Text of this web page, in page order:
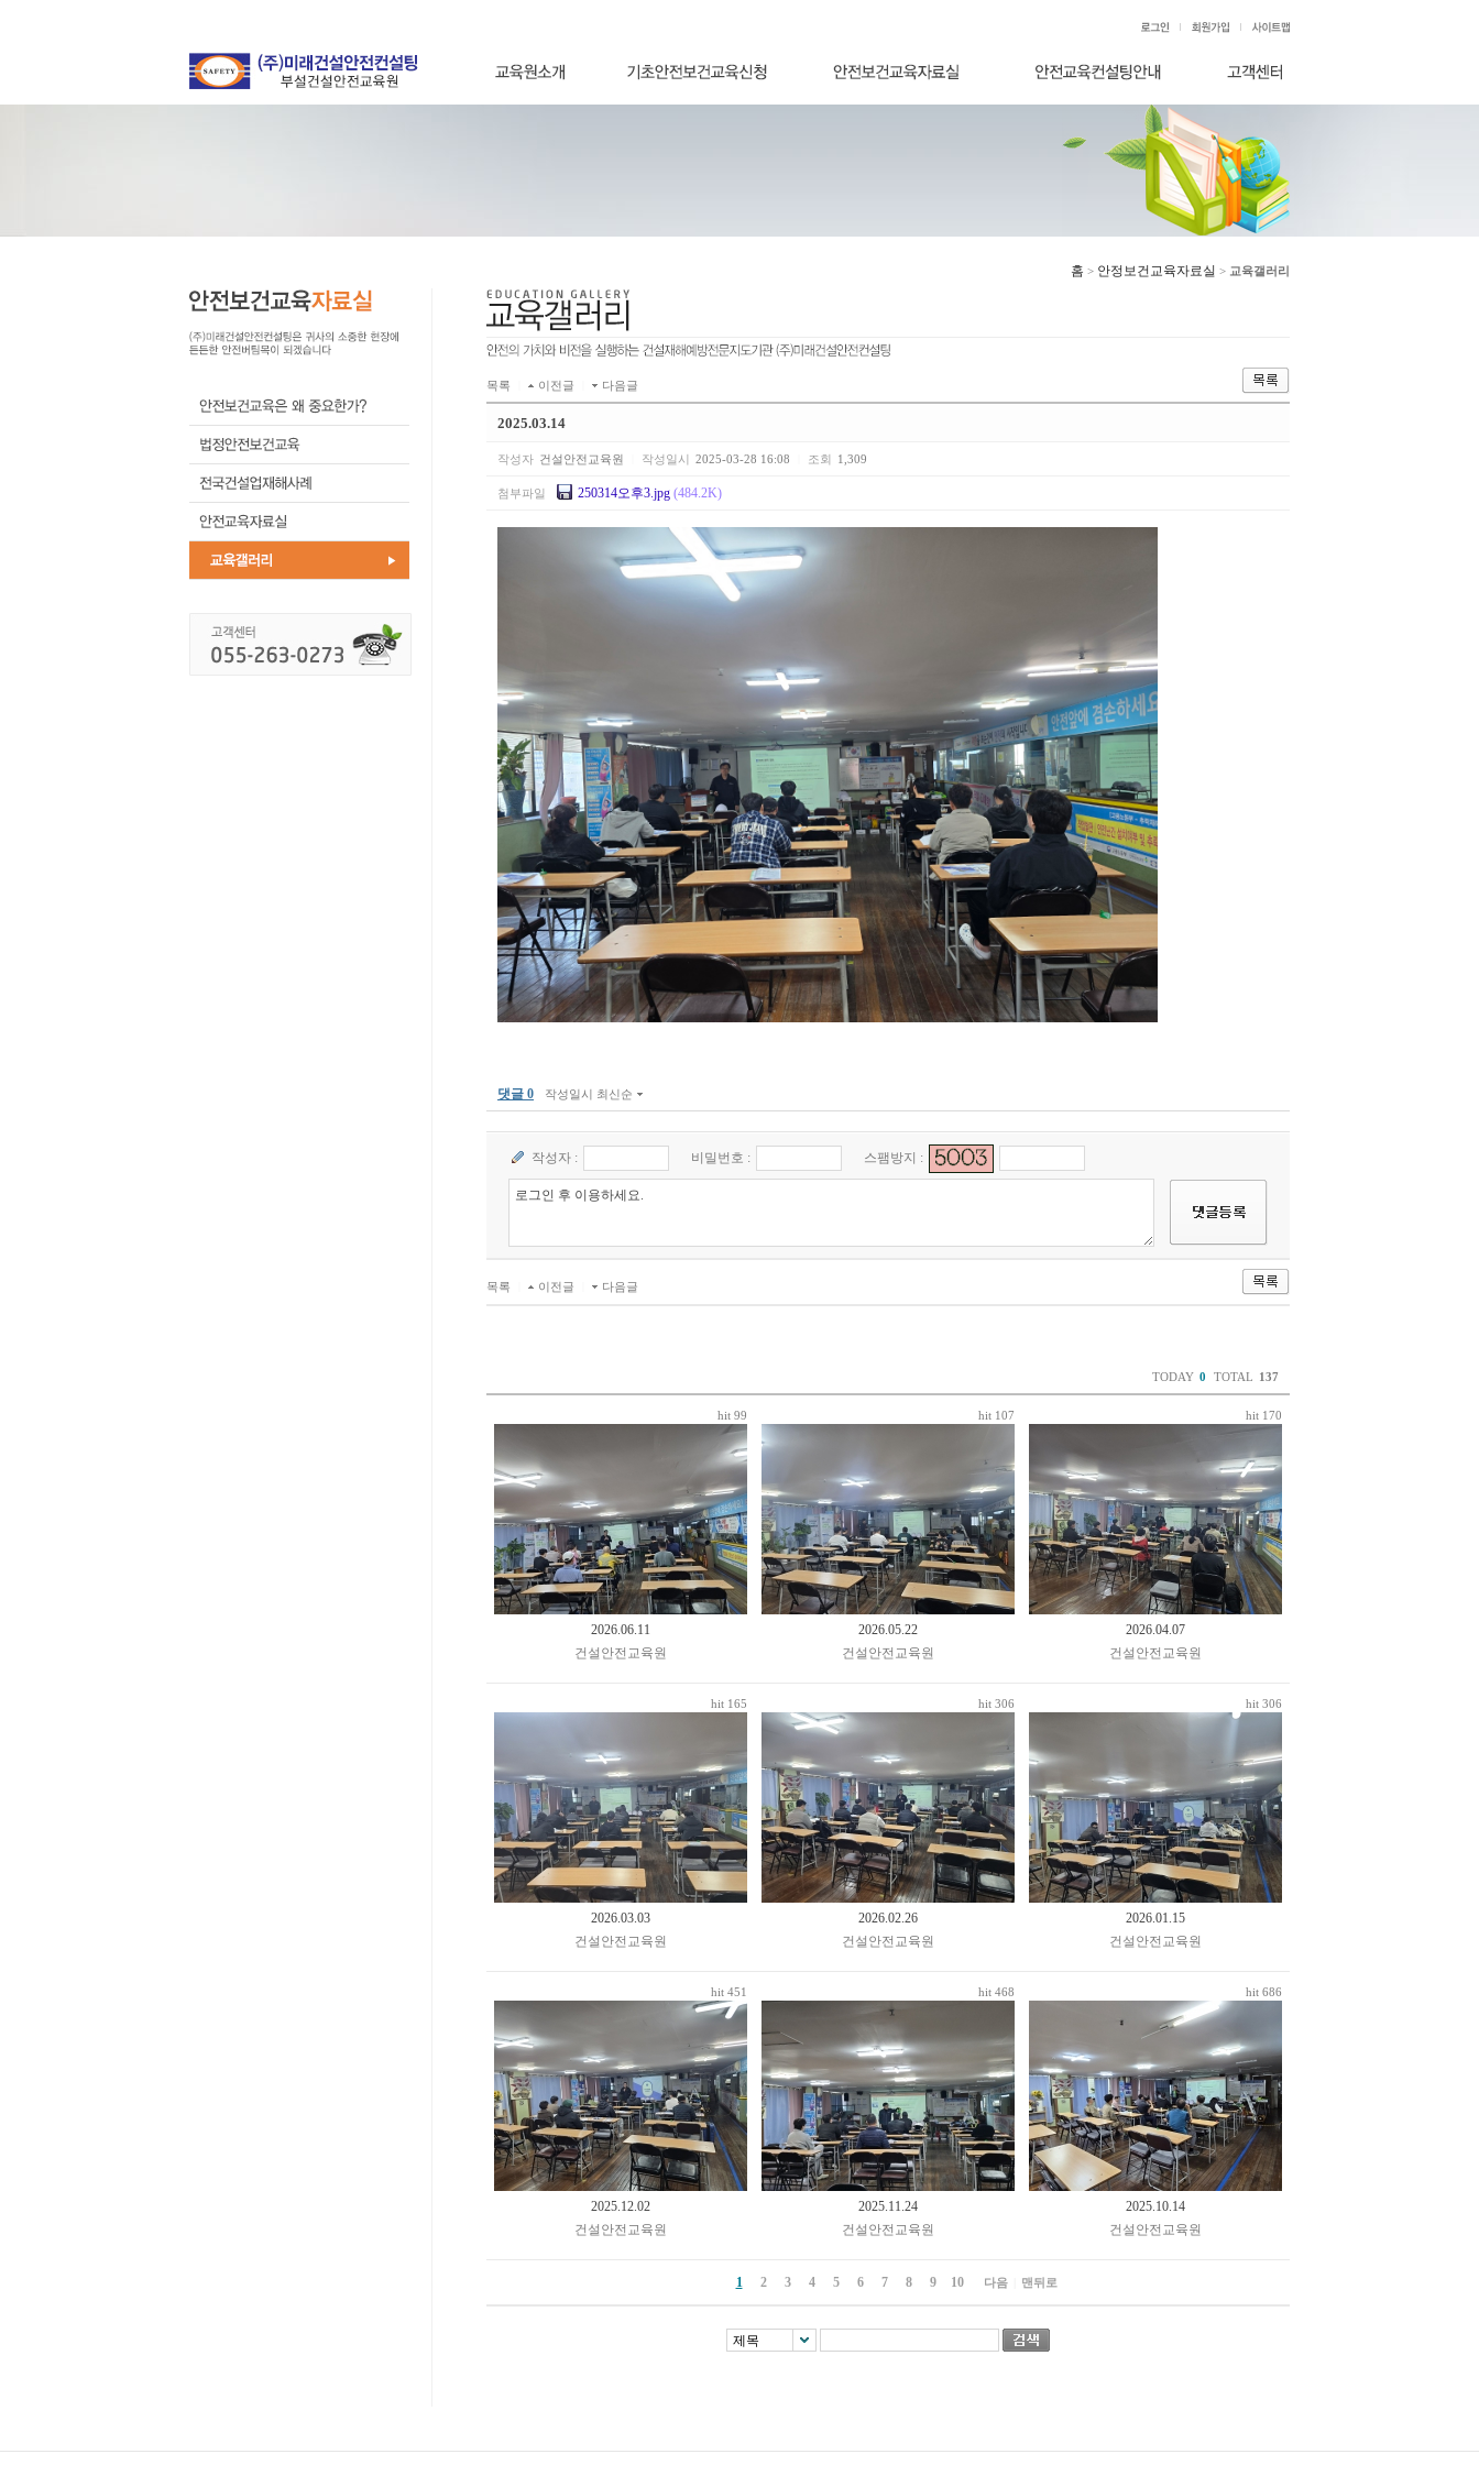
홈 > 안정보건교육자료실 > 교육갤러리
목록 이전글 다음글
2025.03.14
작성자 건설안전교육원 작성일시 2025-03-28 16:08 조회 1,309
첨부파일 250314오후3.jpg (484.2K)
댓글 0 작성일시 최신순
작성자 : 비밀번호 : 스팸방지 :
목록 이전글 다음글
TODAY 0 TOTAL 137
hit 99
2026.06.11
건설안전교육원
hit 107
2026.05.22
건설안전교육원
hit 170
2026.04.07
건설안전교육원
hit 165
2026.03.03
건설안전교육원
hit 306
2026.02.26
건설안전교육원
hit 306
2026.01.15
건설안전교육원
hit 451
2025.12.02
건설안전교육원
hit 468
2025.11.24
건설안전교육원
hit 686
2025.10.14
건설안전교육원
1 2 3 4 5 6 7 8 9 10 다음 맨뒤로
제목